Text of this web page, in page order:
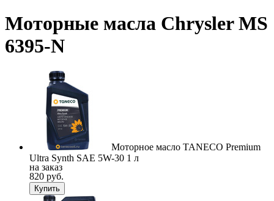
Моторные масла Chrysler MS
6395-N
Моторное масло TANECO Premium
Ultra Synth SAE 5W-30 1 л
на заказ
820 руб.
Купить